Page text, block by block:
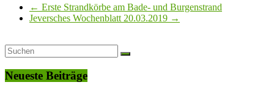
← Erste Strandkörbe am Bade- und Burgenstrand
Jeversches Wochenblatt 20.03.2019 →
Neueste Beiträge